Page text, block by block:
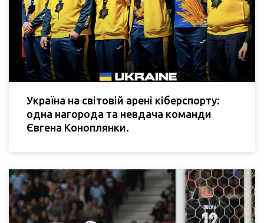
Україна на світовій арені кіберспорту:
одна нагорода та невдача команди
Євгена Коноплянки.